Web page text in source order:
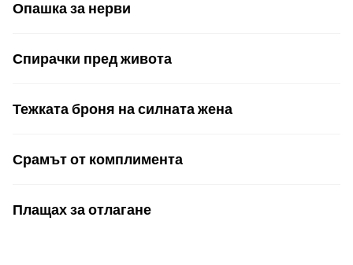
Опашка за нерви
Спирачки пред живота
Тежката броня на силната жена
Срамът от комплимента
Плащах за отлагане